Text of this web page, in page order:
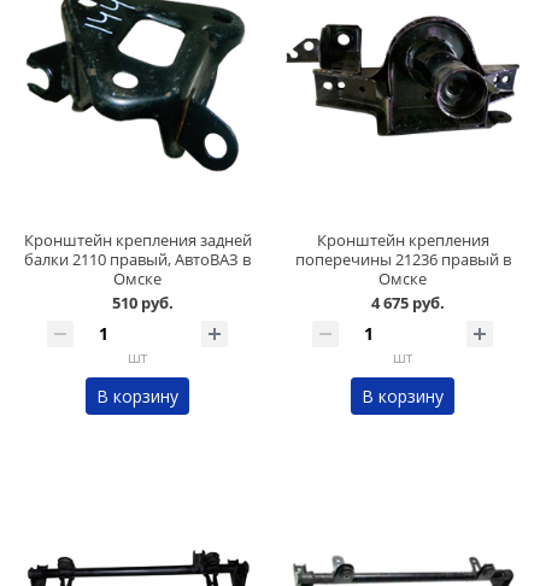
Кронштейн крепления задней
балки 2110 правый, АвтоВАЗ в
Омске
510 руб.
шт
В корзину
Кронштейн крепления
поперечины 21236 правый в
Омске
4 675 руб.
шт
В корзину